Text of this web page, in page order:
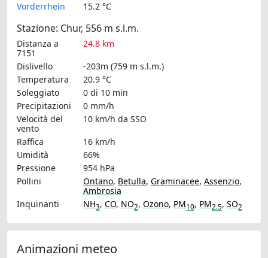
Vorderrhein 15.2 °C
Stazione: Chur, 556 m s.l.m.
Distanza a
7151
24.8 km
Dislivello
-203m (759 m s.l.m.)
Temperatura
20.9 °C
Soleggiato
0 di 10 min
Precipitazioni
0 mm/h
Velocità del
vento
10 km/h da SSO
Raffica
16 km/h
Umidità
66%
Pressione
954 hPa
Pollini
Ontano, Betulla, Graminacee, Assenzio,
Ambrosia
Inquinanti
NH3, CO, NO2, Ozono, PM10, PM2.5, SO2
Animazioni meteo